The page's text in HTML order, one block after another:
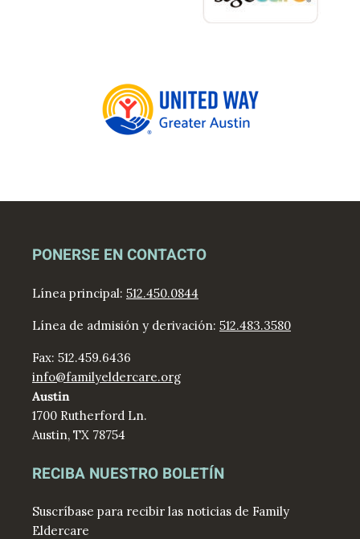
PONERSE EN CONTACTO
Línea principal: 512.450.0844
Línea de admisión y derivación: 512.483.3580
Fax: 512.459.6436
info@familyeldercare.org
Austin
1700 Rutherford Ln.
Austin, TX 78754
RECIBA NUESTRO BOLETÍN
Suscríbase para recibir las noticias de Family
Eldercare